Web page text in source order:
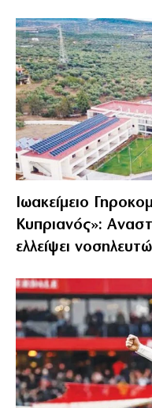
Ιωακείμειο
Κυπριανός»:
ελλείψει